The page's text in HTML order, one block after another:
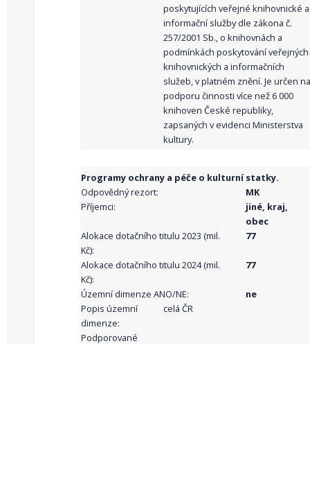
poskytujících veřejné knihovnické a
informační služby dle zákona č.
257/2001 Sb., o knihovnách a
podmínkách poskytování veřejných
knihovnických a informačních
služeb, v platném znění. Je určen na
podporu činnosti více než 6 000
knihoven České republiky,
zapsaných v evidenci Ministerstva
kultury.
Programy ochrany a péče o kulturní statky.
Odpovědný rezort:
MK
Příjemci:
jiné, kraj,
obec
Alokace dotačního titulu 2023 (mil.
Kč):
77
Alokace dotačního titulu 2024 (mil.
Kč):
77
Územní dimenze ANO/NE:
ne
Popis územní
dimenze:
celá ČR
Podporované